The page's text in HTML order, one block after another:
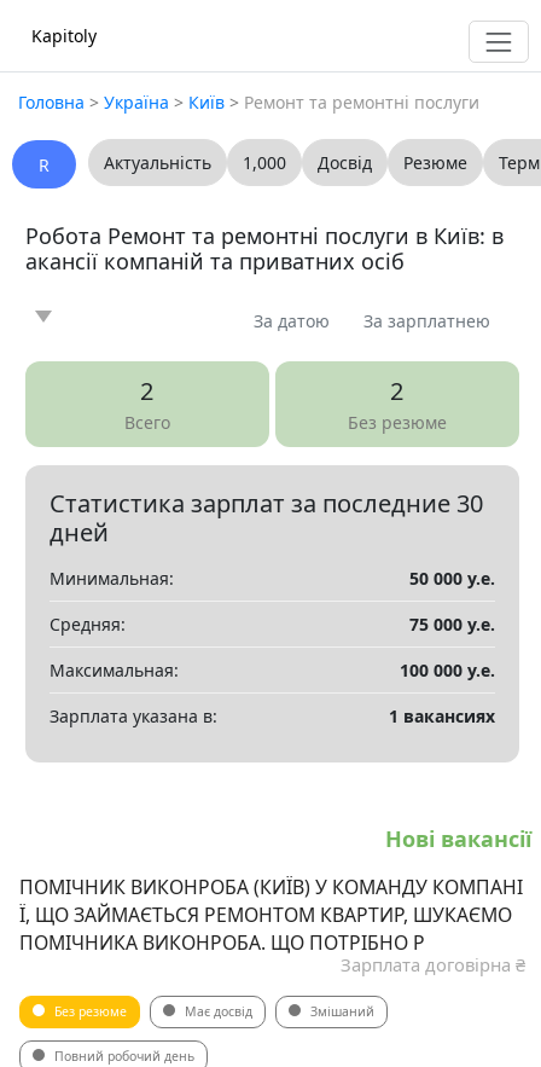
Kapitoly
Головна > Україна > Київ > Ремонт та ремонтні послуги
R Актуальність 1,000 Досвід Резюме
Робота Ремонт та ремонтні послуги в Київ: в
акансії компаній та приватних осіб
Новина 0 Стаття 0 Пропоную 0 Шукаю 0
0 0
Показать все разделы▼
За датою За зарплатнею
2
Всего
2
Без резюме
Статистика зарплат за последние 30
дней
Минимальная:
50 000 у.е.
Средняя:
75 000 у.е.
Максимальная:
100 000 у.е.
Зарплата указана в:
1 вакансиях
Нові вакансії
ПОМІЧНИК ВИКОНРОБА (КИЇВ) У КОМАНДУ КОМПАНІ
Ї, ЩО ЗАЙМАЄТЬСЯ РЕМОНТОМ КВАРТИР, ШУКАЄМО
ПОМІЧНИКА ВИКОНРОБА. ЩО ПОТРІБНО Р
Зарплата договірна ₴
Без резюме Має досвід Змішаний
Повний робочий день